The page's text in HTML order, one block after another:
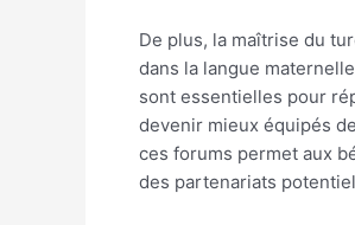
De plus, la maîtrise du
dans la langue
sont essentielles pour
devenir mieux équipés
ces forums permet aux
des partenariats